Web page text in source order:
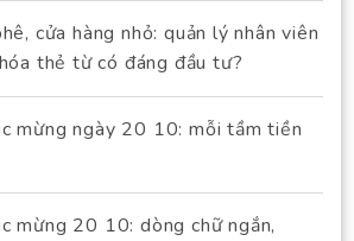
cửa hàng nhỏ: quản lý nhân viên
thẻ từ có đáng đầu tư?
mừng ngày 20 10: mỗi tầm tiền
mừng 20 10: dòng chữ ngắn,